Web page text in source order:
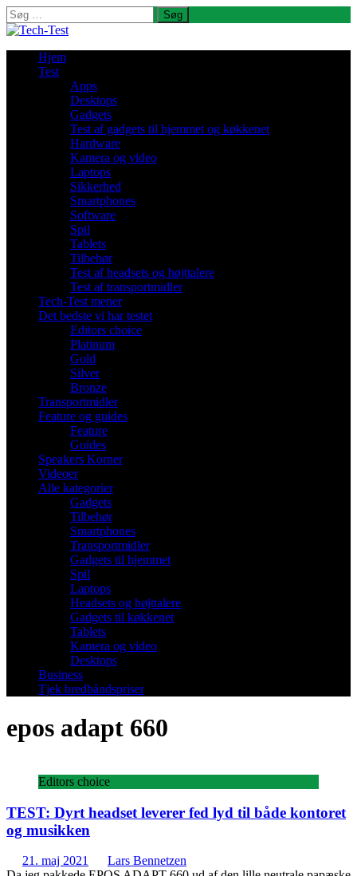
Søg
efter:
Hjem
Test
Apps
Desktops
Gadgets
Test af gadgets til hjemmet og køkkenet
Hardware
Kamera og video
Laptops
Sikkerhed
Smartphones
Software
Spil
Tablets
Tilbehør
Test af headsets og højttalere
Test af transportmidler
Tech-Test mener
Det bedste vi har testet
Editors choice
Platinum
Gold
Silver
Bronze
Transportmidler
Feature og guides
Feature
Guides
Speakers Korner
Videoer
Alle kategorier
Gadgets
Tilbehør
Smartphones
Transportmidler
Gadgets til hjemmet
Spil
Laptops
Headsets og højttalere
Gadgets til køkkenet
Tablets
Kamera og video
Desktops
Business
Tjek bredbåndspriser
epos adapt 660
Editors choice
TEST: Dyrt headset leverer fed lyd til både kontoret
og musikken
21. maj 2021
Lars Bennetzen